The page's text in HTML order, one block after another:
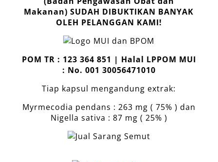
Makanan) SUDAH DIBUKTIKAN BANYAK
OLEH PELANGGAN KAMI!
POM TR : 123 364 851 | Halal LPPOM MUI
: No. 001 30056471010
Tiap kapsul mengandung extrak:
Myrmecodia pendans : 263 mg ( 75% ) dan
Nigella sativa : 87 mg ( 25% )